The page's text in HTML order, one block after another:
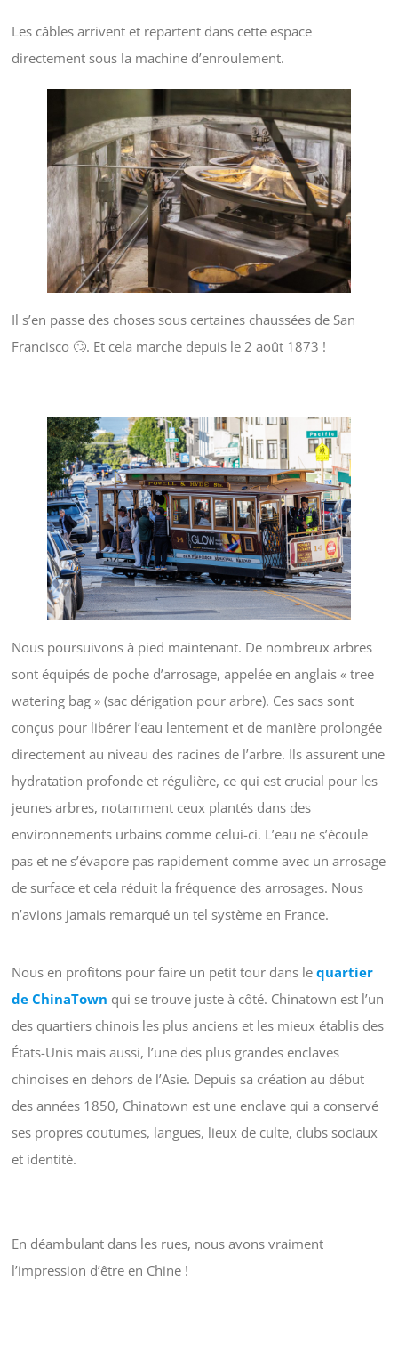
Les câbles arrivent et repartent dans cette espace
directement sous la machine d’enroulement.
Il s’en passe des choses sous certaines chaussées de San
Francisco 🙄. Et cela marche depuis le 2 août 1873 !
Nous poursuivons à pied maintenant. De nombreux arbres
sont équipés de poche d’arrosage, appelée en anglais « tree
watering bag » (sac dérigation pour arbre). Ces sacs sont
conçus pour libérer l’eau lentement et de manière prolongée
directement au niveau des racines de l’arbre. Ils assurent une
hydratation profonde et régulière, ce qui est crucial pour les
jeunes arbres, notamment ceux plantés dans des
environnements urbains comme celui-ci. L’eau ne s’écoule
pas et ne s’évapore pas rapidement comme avec un arrosage
de surface et cela réduit la fréquence des arrosages. Nous
n’avions jamais remarqué un tel système en France.
Nous en profitons pour faire un petit tour dans le quartier
de ChinaTown qui se trouve juste à côté. Chinatown est l’un
des quartiers chinois les plus anciens et les mieux établis des
États-Unis mais aussi, l’une des plus grandes enclaves
chinoises en dehors de l’Asie. Depuis sa création au début
des années 1850, Chinatown est une enclave qui a conservé
ses propres coutumes, langues, lieux de culte, clubs sociaux
et identité.
En déambulant dans les rues, nous avons vraiment
l’impression d’être en Chine !